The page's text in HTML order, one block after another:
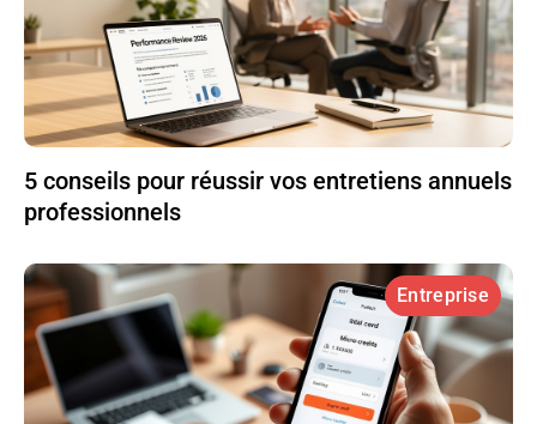
5 conseils pour réussir vos entretiens annuels
professionnels
Entreprise